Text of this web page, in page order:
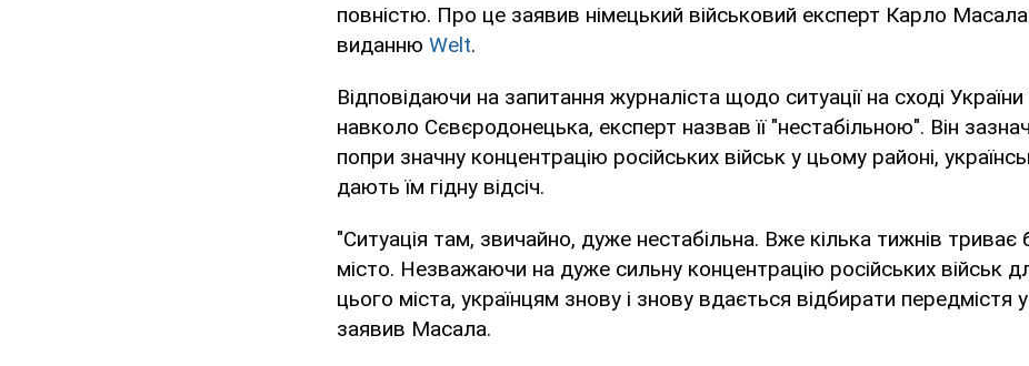
повністю. Про це заявив німецький військовий експерт Карло
виданню Welt.
Відповідаючи на запитання журналіста щодо ситуації на сході України
навколо Сєвєродонецька, експерт назвав її "нестабільною". Він
попри значну концентрацію російських військ у цьому районі,
дають їм гідну відсіч.
"Ситуація там, звичайно, дуже нестабільна. Вже кілька тижнів триває
місто. Незважаючи на дуже сильну концентрацію російських військ
цього міста, українцям знову і знову вдається відбирати передмістя
заявив Масала.